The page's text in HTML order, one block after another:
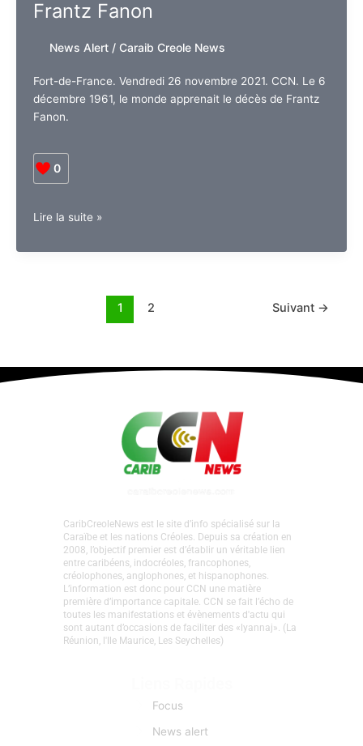
situation
Guadeloupe,
Frantz Fanon
News Alert/ Caraib Creole News
Fort-de-France. Vendredi 26 novembre 2021. CCN. Le 6
décembre 1961, le monde apprenait le décès de Frantz
Fanon.
0
Martinique.
6
gloriyé
Lire la suite »
1 2 Suivant →
CaribCreoleNews est le site d’info spécialisé sur la
Caraïbe et les nations Créoles. Depuis sa création en
2008, l’objectif premier est d’établir un véritable lien
entre caribéens, indocréoles, francophones,
créolophones, anglophones, et hispanophones.
L’information est donc pour CCN une matière
première d’importance capitale. CCN se fait l’écho de
toutes les manifestations et évènements d'actu qui
sont autant d’occasions de faciliter des «lyannaj». (La
Réunion, l'Ile Maurice, Les Seychelles)
Focus
News alert